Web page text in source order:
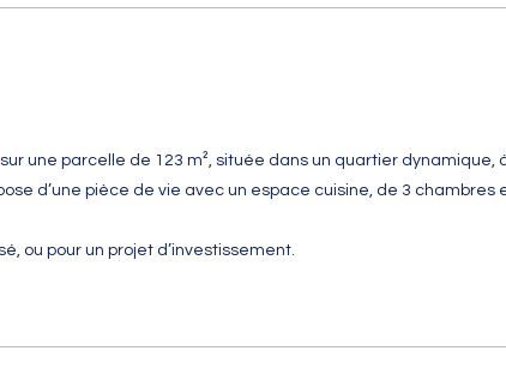
une parcelle de 123 m², située dans un quartier
d’une pièce de vie avec un espace cuisine, de 3 chambres
ou pour un projet d’investissement.